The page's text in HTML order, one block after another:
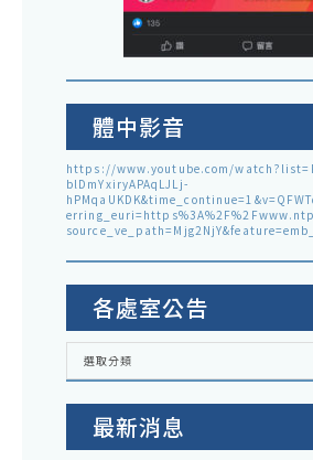
體中影音
https://www.youtube.com/
blDmYxiryAPAqLJLj-
各處室公告
各
室
選取分類
最新消息